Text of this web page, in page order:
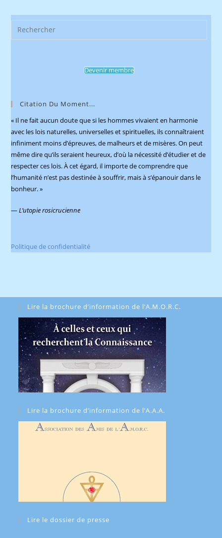
Devenir membre
Citation Du Moment...
« Il ne fait aucun doute que si les hommes vivaient en harmonie
avec les lois naturelles, universelles et spirituelles, ils connaîtraient
infiniment moins d’épreuves, de malheurs et de misères. On peut
même dire qu’ils seraient heureux, d’où la nécessité d’étudier et de
respecter ces lois. À cet égard, il importe de comprendre que
l’humanité n’est pas destinée à souffrir, mais à s’épanouir dans le
bonheur. »
—L’utopie rosicrucienne
Politique de confidentialité
Lire la brochure d’information de l’A.M.O.R.C.
Lire la brochure d’information de l’A.A.A.
Lire le dossier de presse